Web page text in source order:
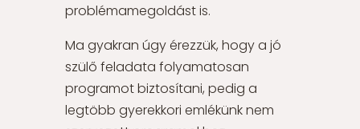
problémamegoldást is.
Ma gyakran úgy érezzük, hogy a jó
szülő feladata folyamatosan
programot biztosítani, pedig a
legtöbb gyerekkori emlékünk nem